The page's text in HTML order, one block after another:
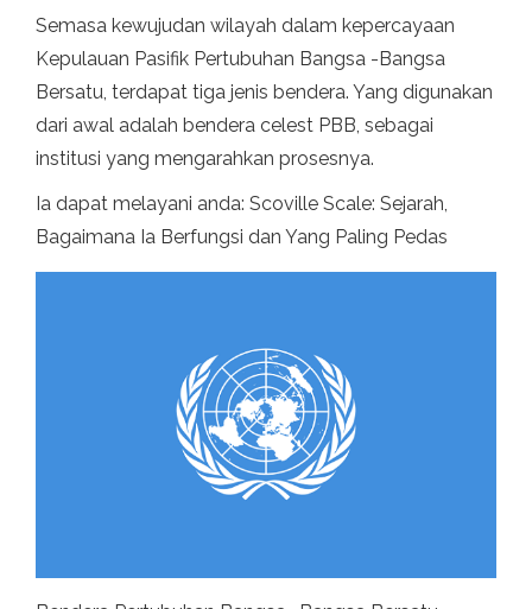
Semasa kewujudan wilayah dalam kepercayaan
Kepulauan Pasifik Pertubuhan Bangsa -Bangsa
Bersatu, terdapat tiga jenis bendera. Yang digunakan
dari awal adalah bendera celest PBB, sebagai
institusi yang mengarahkan prosesnya.
Ia dapat melayani anda: Scoville Scale: Sejarah,
Bagaimana Ia Berfungsi dan Yang Paling Pedas